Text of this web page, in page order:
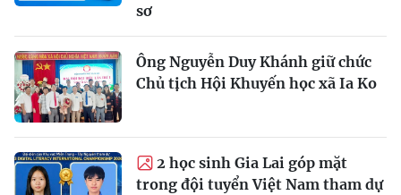
sơ
Ông Nguyễn Duy Khánh giữ chức
Chủ tịch Hội Khuyến học xã Ia Ko
2 học sinh Gia Lai góp mặt
trong đội tuyển Việt Nam tham dự